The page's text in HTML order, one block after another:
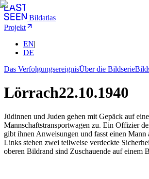
Bildatlas
Projekt
EN|
DE
Das VerfolgungsereignisÜber die Bildserie
Lörrach22.10.1940
Jüdinnen und Juden gehen mit Gepäck auf
Mannschaftstransportwagen zu. Ein Offizier
gibt ihnen Anweisungen und fasst einen Mann
Links stehen zwei teilweise verdeckte
oberen Bildrand sind Zuschauende auf einem